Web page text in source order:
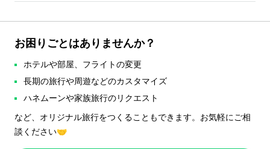
お困りごとはありませんか？
ホテルや部屋、フライトの変更
長期の旅行や周遊などのカスタマイズ
ハネムーンや家族旅行のリクエスト
など、オリジナル旅行をつくることもできます。お気軽にご相
談ください🤝